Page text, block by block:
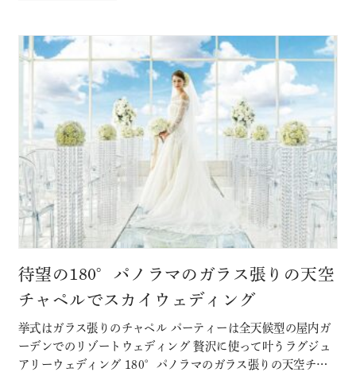
待望の180°パノラマのガラス張りの天空
チャペルでスカイウェディング
挙式はガラス張りのチャペル パーティーは全天候型の屋内ガ
ーデンでのリゾートウェディング 贅沢に使って叶うラグジュ
アリーウェディング 180°パノラマのガラス張りの天空チャ